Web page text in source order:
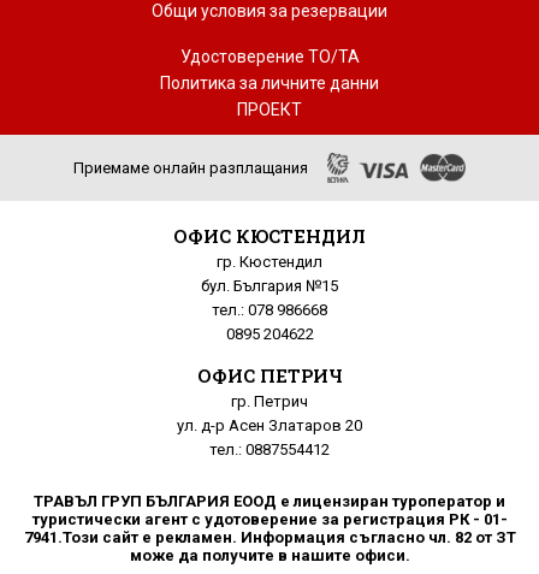
Общи условия за резервации
Удостоверение ТО/ТА
Политика за личните данни
ПРОЕКТ
Приемаме онлайн разплащания
ОФИС КЮСТЕНДИЛ
гр. Кюстендил
бул. България №15
тел.: 078 986668
0895 204622
ОФИС ПЕТРИЧ
гр. Петрич
ул. д-р Асен Златаров 20
тел.: 0887554412
ТРАВЪЛ ГРУП БЪЛГАРИЯ ЕООД е лицензиран туроператор и
туристически агент с удотоверение за регистрация РК - 01-
7941.Този сайт е рекламен. Информация съгласно чл. 82 от ЗТ
може да получите в нашите офиси.